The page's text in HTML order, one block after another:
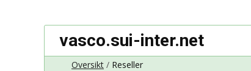
vasco.sui-inter.net
Oversikt Reseller